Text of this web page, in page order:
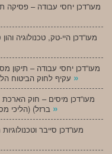
מעו”דכן יחסי עבודה –
מעו”דכן היי-טק, טכנולוגיה
»
מעו”דכן מיסים – חוק
»
מעו”דכן סייבר